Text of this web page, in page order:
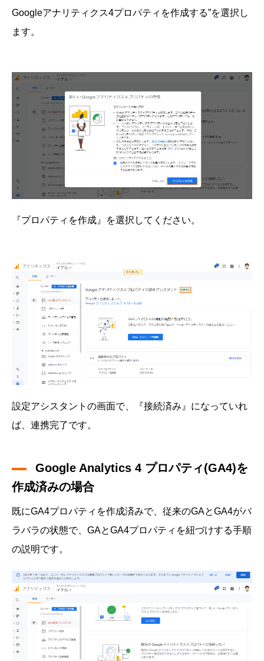
Googleアナリティクス4プロパティを作成する”を選択し
ます。
『プロパティを作成』を選択してください。
設定アシスタントの画面で、『接続済み』になっていれ
ば、連携完了です。
Google Analytics 4 プロパティ(GA4)を
作成済みの場合
既にGA4プロパティを作成済みで、従来のGAとGA4がバ
ラバラの状態で、GAとGA4プロパティを紐づけする手順
の説明です。